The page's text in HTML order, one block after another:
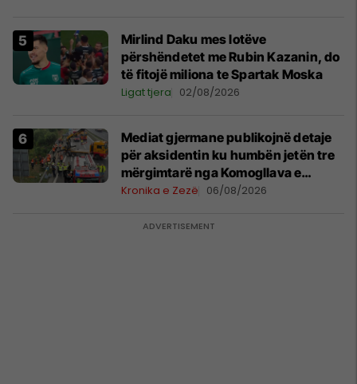
Mirlind Daku mes lotëve
përshëndetet me Rubin Kazanin, do
të fitojë miliona te Spartak Moska
Ligat tjera 02/08/2026
Mediat gjermane publikojnë detaje
për aksidentin ku humbën jetën tre
mërgimtarë nga Komogllava e
Ferizajt
Kronika e Zezë 06/08/2026